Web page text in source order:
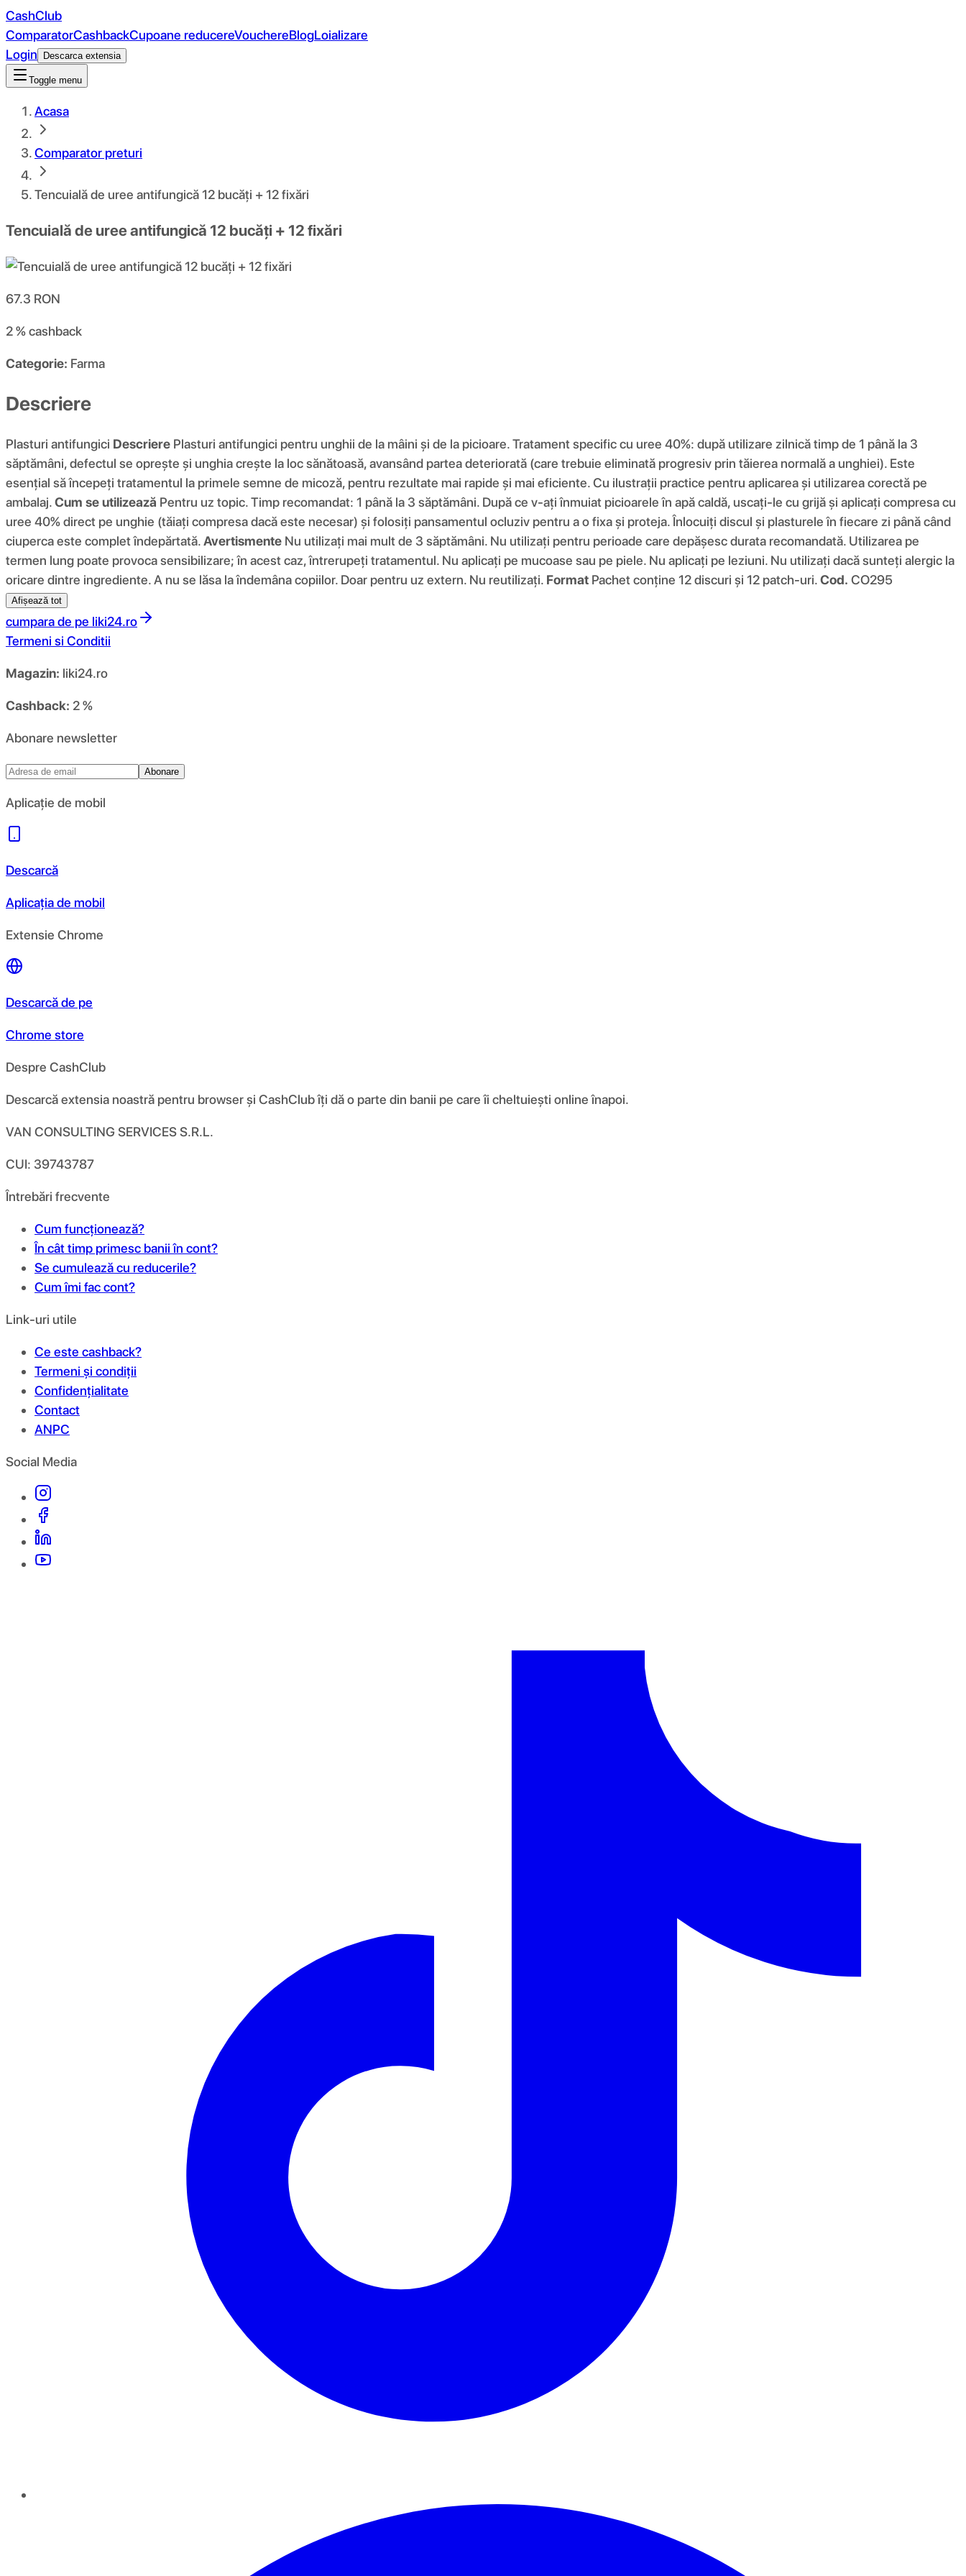
CashClub
ComparatorCashbackCupoane reducereVouchereBlogLoializare
Login
Descarca extensia
Toggle menu
Acasa
Comparator preturi
Tencuială de uree antifungică 12 bucăți + 12 fixări
Tencuială de uree antifungică 12 bucăți + 12 fixări
67.3 RON
2 %cashback
Categorie: Farma
Descriere
Plasturi antifungici Descriere Plasturi antifungici pentru unghii de la mâini și de la picioare. Tratament specific cu uree 40%: după utilizare zilnică timp de 1 până la 3
săptămâni, defectul se oprește și unghia crește la loc sănătoasă, avansând partea deteriorată (care trebuie eliminată progresiv prin tăierea normală a unghiei). Este
esențial să începeți tratamentul la primele semne de micoză, pentru rezultate mai rapide și mai eficiente. Cu ilustrații practice pentru aplicarea și utilizarea corectă pe
ambalaj.Cum se utilizează Pentru uz topic. Timp recomandat: 1 până la 3 săptămâni. După ce v-ați înmuiat picioarele în apă caldă, uscați-le cu grijă și aplicați compresa cu
uree 40% direct pe unghie (tăiați compresa dacă este necesar) și folosiți pansamentul ocluziv pentru a o fixa și proteja. Înlocuiți discul și plasturele în fiecare zi până când
ciuperca este complet îndepărtată.Avertismente Nu utilizați mai mult de 3 săptămâni. Nu utilizați pentru perioade care depășesc durata recomandată. Utilizarea pe
termen lung poate provoca sensibilizare; în acest caz, întrerupeți tratamentul. Nu aplicați pe mucoase sau pe piele. Nu aplicați pe leziuni. Nu utilizați dacă sunteți alergic la
oricare dintre ingrediente. A nu se lăsa la îndemâna copiilor. Doar pentru uz extern. Nu reutilizați. Format Pachet conține 12 discuri și 12 patch-uri.Cod. CO295
Afișează tot
cumpara de pe liki24.ro
Termeni si Conditii
Magazin: liki24.ro
Cashback: 2 %
Abonare newsletter
Abonare
Aplicație de mobil
Descarcă
Aplicația de mobil
Extensie Chrome
Descarcă de pe
Chrome store
Despre CashClub
Descarcă extensia noastră pentru browser și CashClub îți dă o parte din banii pe care îi cheltuiești online înapoi.
VAN CONSULTING SERVICES S.R.L.
CUI: 39743787
Întrebări frecvente
Cum funcționează?
În cât timp primesc banii în cont?
Se cumulează cu reducerile?
Cum îmi fac cont?
Link-uri utile
Ce este cashback?
Termeni și condiții
Confidențialitate
Contact
ANPC
Social Media